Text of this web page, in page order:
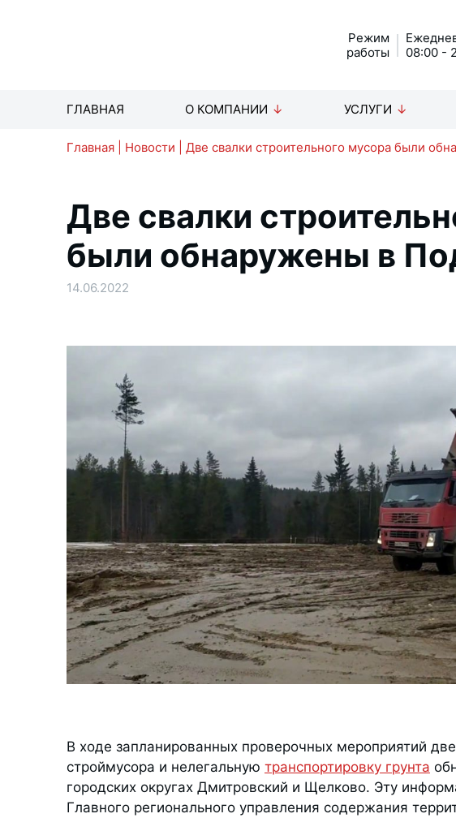
Режим
работы
08:00 -
ГЛАВНАЯ О КОМПАНИИ УСЛУГИ
Главная Новости Две свалки строительного мусора были
Две свалки
были обнаружены в
14.06.2022
В ходе запланированных проверочных мероприятий
строймусора и нелегальную транспортировку грунта
городских округах Дмитровский и Щелково. Эту
Главного регионального управления содержания